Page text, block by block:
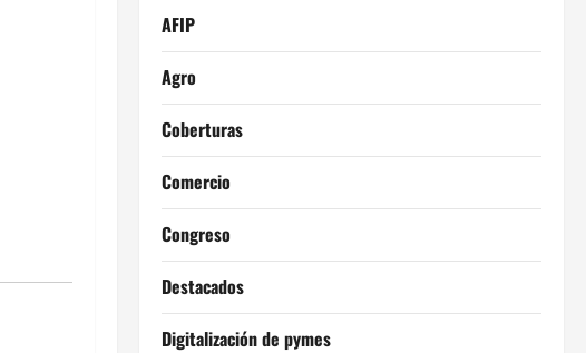
AFIP
Agro
Coberturas
Comercio
Congreso
Destacados
Digitalización de pymes